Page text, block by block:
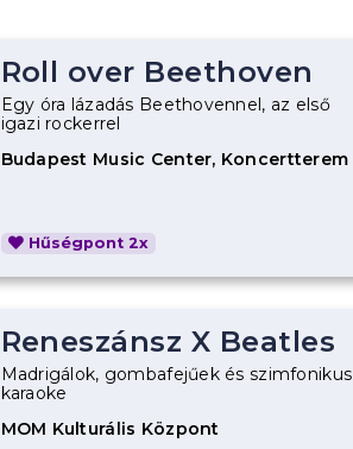
Roll over Beethoven
Egy óra lázadás Beethovennel, az első
igazi rockerrel
Budapest Music Center, Koncertterem
Hűségpont 2x
Reneszánsz X Beatles
Madrigálok, gombafejűek és szimfonikus
karaoke
MOM Kulturális Központ